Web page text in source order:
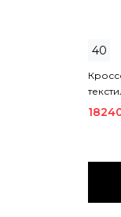
40